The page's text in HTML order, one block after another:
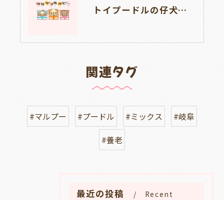
トイプードルの仔犬のお目目があいたよ👀🐶岐阜県養老町のブリーダーワンダフルパピーです。
関連タグ
#マルプー #プードル #ミックス
#岐阜
#養老
最近の投稿
Recent